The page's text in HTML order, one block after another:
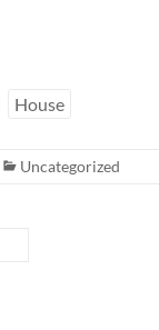
House
Uncategorized